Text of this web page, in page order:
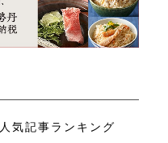
人気記事ランキング